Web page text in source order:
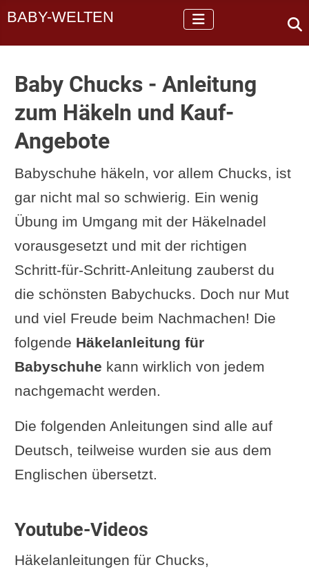
BABY-WELTEN
Baby Chucks - Anleitung
zum Häkeln und Kauf-
Angebote
Babyschuhe häkeln, vor allem Chucks, ist
gar nicht mal so schwierig. Ein wenig
Übung im Umgang mit der Häkelnadel
vorausgesetzt und mit der richtigen
Schritt-für-Schritt-Anleitung zauberst du
die schönsten Babychucks. Doch nur Mut
und viel Freude beim Nachmachen! Die
folgende Häkelanleitung für
Babyschuhe kann wirklich von jedem
nachgemacht werden.
Die folgenden Anleitungen sind alle auf
Deutsch, teilweise wurden sie aus dem
Englischen übersetzt.
Youtube-Videos
Häkelanleitungen für Chucks,